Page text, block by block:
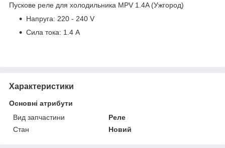
Пускове реле для холодильника MPV 1.4A (Ужгород)
Напруга: 220 - 240 V
Сила тока: 1.4 А
Характеристики
Основні атрибути
Вид запчастини
Реле
Стан
Новий